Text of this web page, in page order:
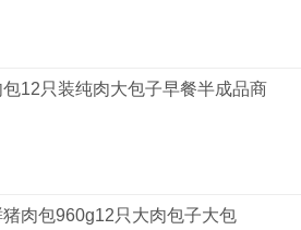
12只装纯肉大包子早餐半成品商
猪肉包960g12只大肉包子大包